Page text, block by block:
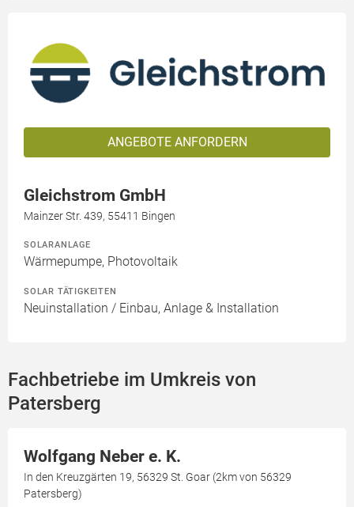
ANGEBOTE ANFORDERN
Gleichstrom GmbH
Mainzer Str. 439, 55411 Bingen
SOLARANLAGE
Wärmepumpe, Photovoltaik
SOLAR TÄTIGKEITEN
Neuinstallation / Einbau, Anlage & Installation
Fachbetriebe im Umkreis von
Patersberg
Wolfgang Neber e. K.
In den Kreuzgärten 19, 56329 St. Goar (2km von 56329
Patersberg)